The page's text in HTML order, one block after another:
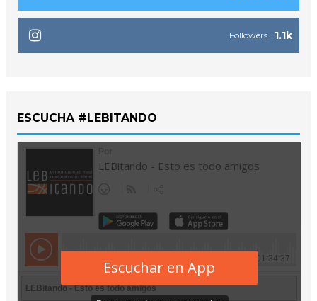
1.1k
Followers
ESCUCHA #LEBITANDO